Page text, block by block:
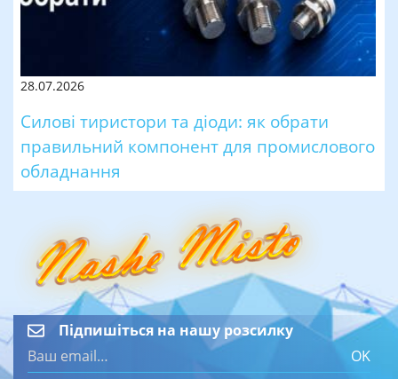
28.07.2026
Силові тиристори та діоди: як обрати
правильний компонент для промислового
обладнання
Підпишіться на нашу розсилку
OK